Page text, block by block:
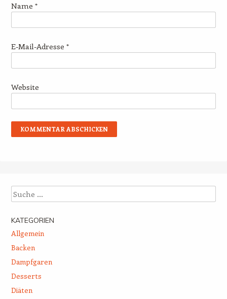
Name *
E-Mail-Adresse *
Website
Suche
KATEGORIEN
Allgemein
Backen
Dampfgaren
Desserts
Diäten